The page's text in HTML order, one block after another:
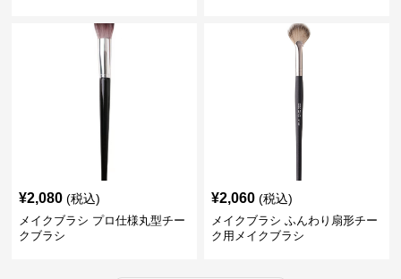
¥2,080 (税込)
メイクブラシ プロ仕様丸型チー
クブラシ
¥2,060 (税込)
メイクブラシ ふんわり扇形チー
ク用メイクブラシ